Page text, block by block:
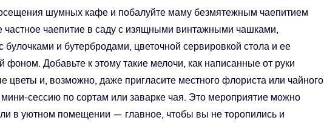
шумных кафе и побалуйте маму безмятежным чаепитием
частное чаепитие в саду с изящными винтажными чашками,
и бутербродами, цветочной сервировкой стола и ее
Добавьте к этому такие мелочи, как написанные от руки
цветы и, возможно, даже пригласите местного флориста или чайного
мини-сессию по сортам или заварке чая. Это мероприятие можно
в уютном помещении — главное, чтобы вы не торопились и